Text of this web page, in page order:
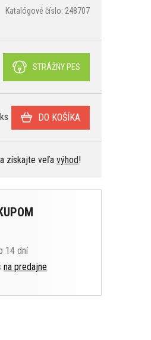
Katalógové číslo: 248707
STRÁŽNY PES
ks DO KOŠÍKA
získajte veľa výhod!
14 dní
na predajne